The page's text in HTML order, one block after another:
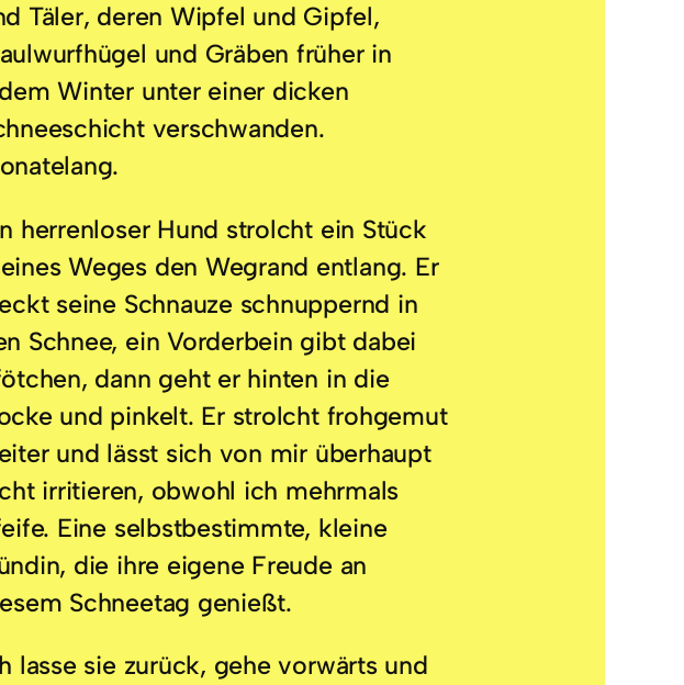
Täler, deren Wipfel und Gipfel,
und Gräben früher in
Winter unter einer dicken
verschwanden.
herrenloser Hund strolcht ein Stück
Weges den Wegrand entlang. Er
seine Schnauze schnuppernd in
Schnee, ein Vorderbein gibt dabei
dann geht er hinten in die
und pinkelt. Er strolcht frohgemut
und lässt sich von mir überhaupt
irritieren, obwohl ich mehrmals
Eine selbstbestimmte, kleine
die ihre eigene Freude an
Schneetag genießt.
lasse sie zurück, gehe vorwärts und